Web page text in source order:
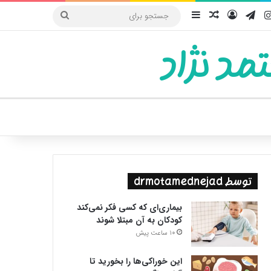
اینستاگرام
تلگرامورودنوشته تصادفی
سایدبار
جستجو
نژاد
پوسته
توسط drmotamednejad
بیماری‌ای که کسی فکر نمی‌کند
کودکان به آن مبتلا شوند
10 ساعت پیش
این خوراکی‌ها را بخورید تا